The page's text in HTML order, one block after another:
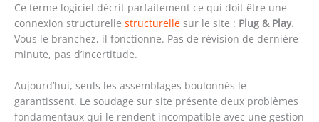
Ce terme logiciel décrit parfaitement ce qui doit être une
connexion structurelle structurelle sur le site : Plug & Play.
Vous le branchez, il fonctionne. Pas de révision de dernière
minute, pas d’incertitude.
Aujourd’hui, seuls les assemblages boulonnés le
garantissent. Le soudage sur site présente deux problèmes
fondamentaux qui le rendent incompatible avec une gestion